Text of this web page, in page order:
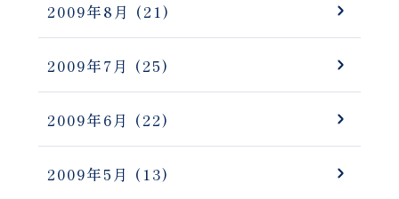
2009年8月 (21)
2009年7月 (25)
2009年6月 (22)
2009年5月 (13)